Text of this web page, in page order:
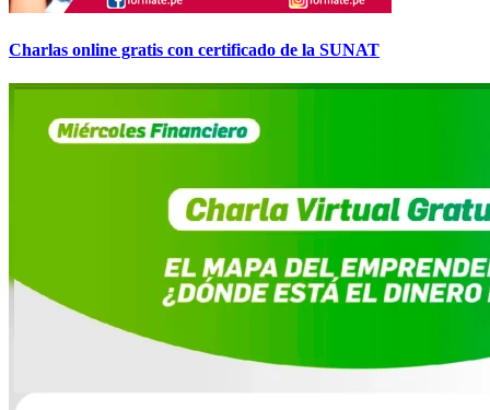
Charlas online gratis con certificado de la SUNAT